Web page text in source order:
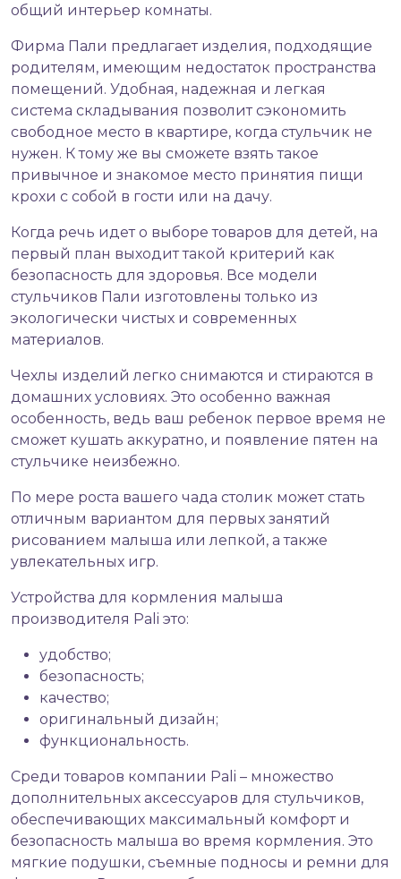
общий интерьер комнаты.
Фирма Пали предлагает изделия, подходящие
родителям, имеющим недостаток пространства
помещений. Удобная, надежная и легкая
система складывания позволит сэкономить
свободное место в квартире, когда стульчик не
нужен. К тому же вы сможете взять такое
привычное и знакомое место принятия пищи
крохи с собой в гости или на дачу.
Когда речь идет о выборе товаров для детей, на
первый план выходит такой критерий как
безопасность для здоровья. Все модели
стульчиков Пали изготовлены только из
экологически чистых и современных
материалов.
Чехлы изделий легко снимаются и стираются в
домашних условиях. Это особенно важная
особенность, ведь ваш ребенок первое время не
сможет кушать аккуратно, и появление пятен на
стульчике неизбежно.
По мере роста вашего чада столик может стать
отличным вариантом для первых занятий
рисованием малыша или лепкой, а также
увлекательных игр.
Устройства для кормления малыша
производителя Pali это:
удобство;
безопасность;
качество;
оригинальный дизайн;
функциональность.
Среди товаров компании Pali – множество
дополнительных аксессуаров для стульчиков,
обеспечивающих максимальный комфорт и
безопасность малыша во время кормления. Это
мягкие подушки, съемные подносы и ремни для